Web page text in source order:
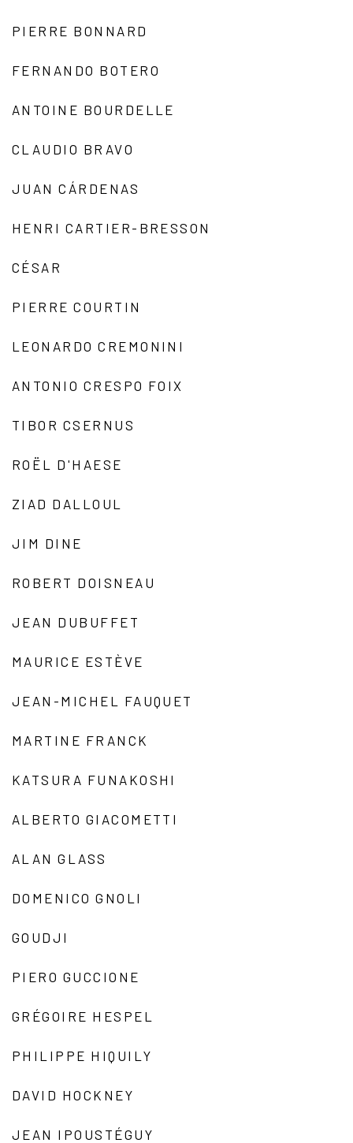
PIERRE BONNARD
FERNANDO BOTERO
ANTOINE BOURDELLE
CLAUDIO BRAVO
JUAN CÁRDENAS
HENRI CARTIER-BRESSON
CÉSAR
PIERRE COURTIN
LEONARDO CREMONINI
ANTONIO CRESPO FOIX
TIBOR CSERNUS
ROËL D'HAESE
ZIAD DALLOUL
JIM DINE
ROBERT DOISNEAU
JEAN DUBUFFET
MAURICE ESTÈVE
JEAN-MICHEL FAUQUET
MARTINE FRANCK
KATSURA FUNAKOSHI
ALBERTO GIACOMETTI
ALAN GLASS
DOMENICO GNOLI
GOUDJI
PIERO GUCCIONE
GRÉGOIRE HESPEL
PHILIPPE HIQUILY
DAVID HOCKNEY
JEAN IPOUSTÉGUY